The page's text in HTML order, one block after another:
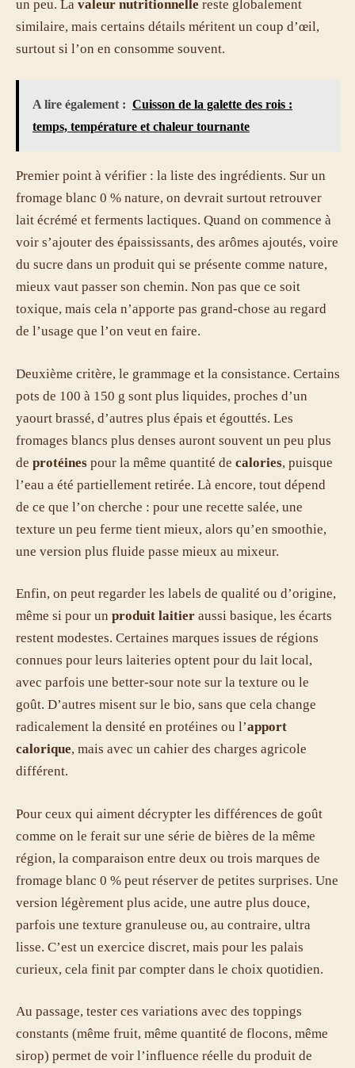
un peu. La valeur nutritionnelle reste globalement
similaire, mais certains détails méritent un coup d’œil,
surtout si l’on en consomme souvent.
A lire également : Cuisson de la galette des rois :
temps, température et chaleur tournante
Premier point à vérifier : la liste des ingrédients. Sur un
fromage blanc 0 % nature, on devrait surtout retrouver
lait écrémé et ferments lactiques. Quand on commence à
voir s’ajouter des épaississants, des arômes ajoutés, voire
du sucre dans un produit qui se présente comme nature,
mieux vaut passer son chemin. Non pas que ce soit
toxique, mais cela n’apporte pas grand-chose au regard
de l’usage que l’on veut en faire.
Deuxième critère, le grammage et la consistance. Certains
pots de 100 à 150 g sont plus liquides, proches d’un
yaourt brassé, d’autres plus épais et égouttés. Les
fromages blancs plus denses auront souvent un peu plus
de protéines pour la même quantité de calories, puisque
l’eau a été partiellement retirée. Là encore, tout dépend
de ce que l’on cherche : pour une recette salée, une
texture un peu ferme tient mieux, alors qu’en smoothie,
une version plus fluide passe mieux au mixeur.
Enfin, on peut regarder les labels de qualité ou d’origine,
même si pour un produit laitier aussi basique, les écarts
restent modestes. Certaines marques issues de régions
connues pour leurs laiteries optent pour du lait local,
avec parfois une better-sour note sur la texture ou le
goût. D’autres misent sur le bio, sans que cela change
radicalement la densité en protéines ou l’apport
calorique, mais avec un cahier des charges agricole
différent.
Pour ceux qui aiment décrypter les différences de goût
comme on le ferait sur une série de bières de la même
région, la comparaison entre deux ou trois marques de
fromage blanc 0 % peut réserver de petites surprises. Une
version légèrement plus acide, une autre plus douce,
parfois une texture granuleuse ou, au contraire, ultra
lisse. C’est un exercice discret, mais pour les palais
curieux, cela finit par compter dans le choix quotidien.
Au passage, tester ces variations avec des toppings
constants (même fruit, même quantité de flocons, même
sirop) permet de voir l’influence réelle du produit de